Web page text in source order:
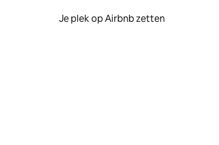
Je plek op Airbnb zetten